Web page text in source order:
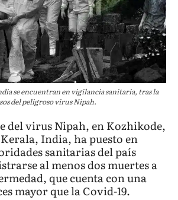
se encuentran en vigilancia sanitaria, tras la
del peligroso virus Nipah.
del virus Nipah, en Kozhikode,
India, ha puesto en
sanitarias del país
al menos dos muertes a
que cuenta con una
mayor que la Covid-19.